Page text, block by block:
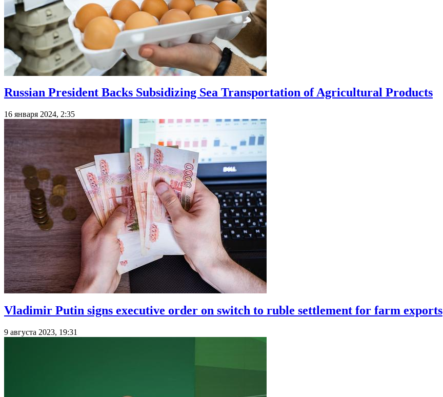
Russian President Backs Subsidizing Sea Transportation of Agricultural Products
16 января 2024, 2:35
Vladimir Putin signs executive order on switch to ruble settlement for farm exports
9 августа 2023, 19:31